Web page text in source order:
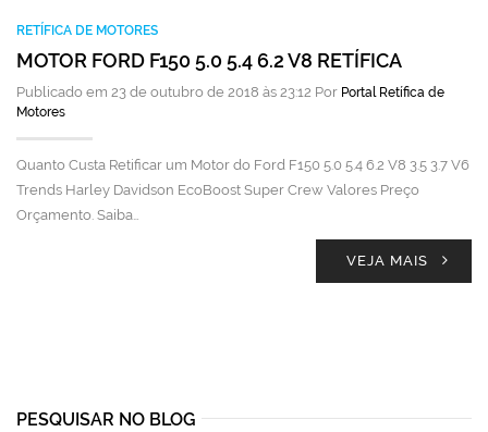
RETÍFICA DE MOTORES
MOTOR FORD F150 5.0 5.4 6.2 V8 RETÍFICA
Publicado em 23 de outubro de 2018 às 23:12 Por Portal Retífica de
Motores
Quanto Custa Retificar um Motor do Ford F150 5.0 5.4 6.2 V8 3.5 3.7 V6
Trends Harley Davidson EcoBoost Super Crew Valores Preço
Orçamento. Saiba…
VEJA MAIS
PESQUISAR NO BLOG